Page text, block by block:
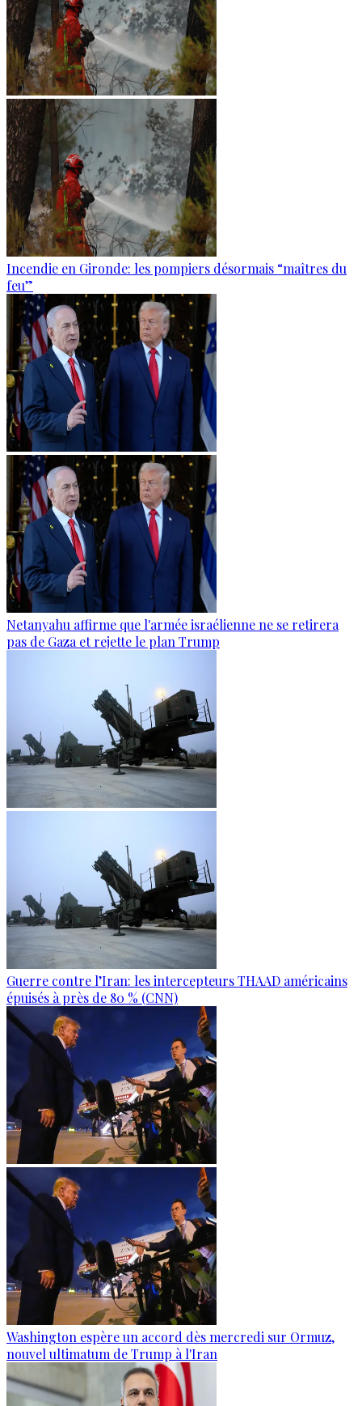
Incendie en Gironde: les pompiers désormais “maîtres du
feu”
Netanyahu affirme que l'armée israélienne ne se retirera
pas de Gaza et rejette le plan Trump
Guerre contre l’Iran: les intercepteurs THAAD américains
épuisés à près de 80 % (CNN)
Washington espère un accord dès mercredi sur Ormuz,
nouvel ultimatum de Trump à l'Iran